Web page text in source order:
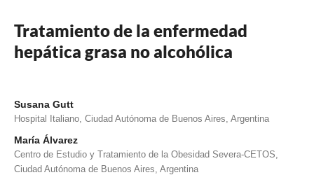
Tratamiento de la enfermedad
hepática grasa no alcohólica
Susana Gutt
Hospital Italiano, Ciudad Autónoma de Buenos Aires, Argentina
María Álvarez
Centro de Estudio y Tratamiento de la Obesidad Severa-CETOS,
Ciudad Autónoma de Buenos Aires, Argentina